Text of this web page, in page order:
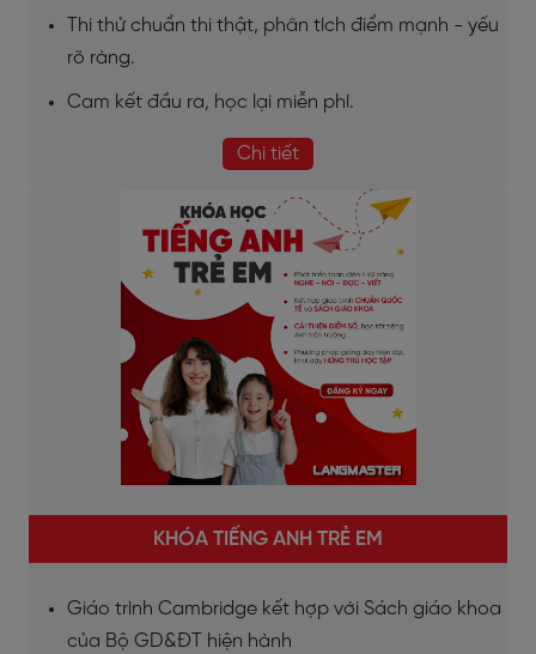
Thi thử chuẩn thi thật, phân tích điểm mạnh - yếu
rõ ràng.
Cam kết đầu ra, học lại miễn phí.
Chi tiết
KHÓA TIẾNG ANH TRẺ EM
Giáo trình Cambridge kết hợp với Sách giáo khoa
của Bộ GD&ĐT hiện hành